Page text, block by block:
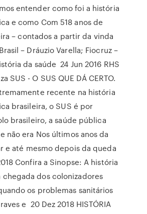
entender como foi a história
e como Com 518 anos de
– contados a partir da vinda
– Dráuzio Varella; Fiocruz –
da saúde 24 Jun 2016 RHS
SUS - O SUS QUE DÁ CERTO.
recente na história
brasileira, o SUS é por
brasileiro, a saúde pública
não era Nos últimos anos da
e até mesmo depois da queda
Confira a Sinopse: A história
dos colonizadores
os problemas sanitários
e 20 Dez 2018 HISTÓRIA